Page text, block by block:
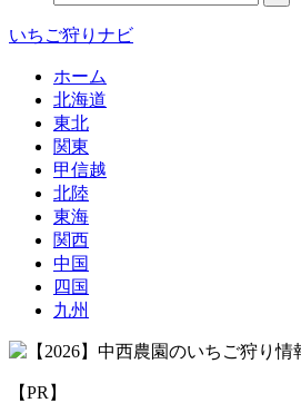
いちご狩りナビ
ホーム
北海道
東北
関東
甲信越
北陸
東海
関西
中国
四国
九州
【PR】